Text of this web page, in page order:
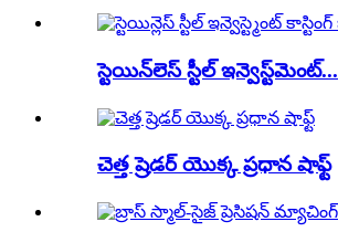
స్టెయిన్‌లెస్ స్టీల్ ఇన్వెస్ట్‌మెంట్...
చెత్త ష్రెడర్ యొక్క ప్రధాన షాఫ్ట్